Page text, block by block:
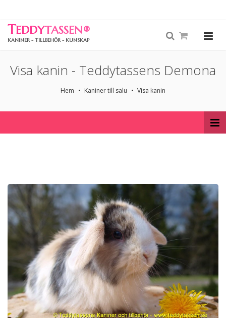
TEDDYTASSEN®
KANINER - TILLBEHÖR - KUNSKAP
Visa kanin - Teddytassens Demona
Hem Kaniner till salu Visa kanin